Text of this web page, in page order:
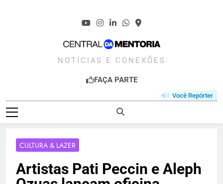
NOTÍCIAS E CONEXÕES
FAÇA PARTE
Você Repórter
CULTURA & LAZER
Artistas Pati Peccin e Aleph